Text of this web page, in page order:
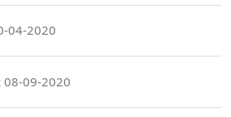
04-2020
08-09-2020